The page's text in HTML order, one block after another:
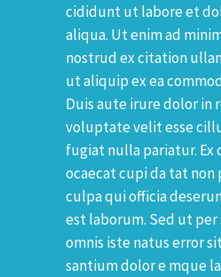
cididunt ut labore et
aliqua. Ut enim ad
nostrud ex citation
ut aliquip ex ea
Duis aute irure dolor in
voluptate velit esse
fugiat nulla pariatur. Ex
ocaecat cupi da tat
culpa qui officia
est laborum. Sed ut
omnis iste natus error
santium dolor e mque